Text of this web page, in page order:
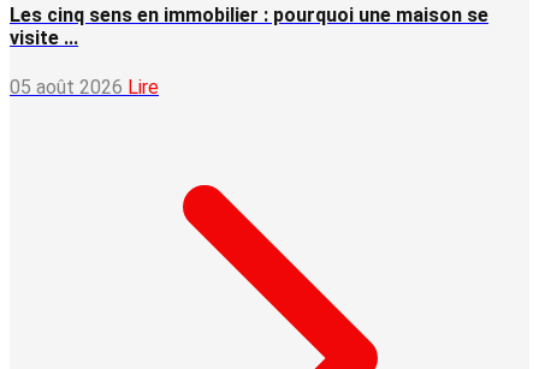
Les cinq sens en immobilier : pourquoi une maison se
visite ...
05 août 2026 Lire